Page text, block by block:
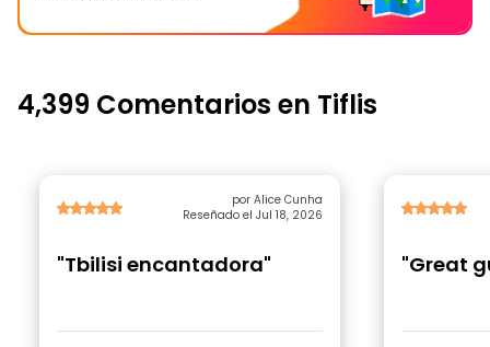
4,399 Comentarios en Tiflis
por Alice Cunha
Reseñado el Jul 18, 2026
"Tbilisi encantadora" "Great